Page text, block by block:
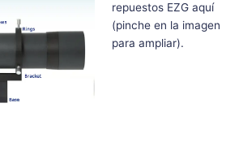
repuestos EZG aquí
(pinche en la imagen
para ampliar).